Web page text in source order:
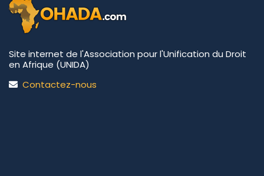
Site internet de l'Association pour l'Unification du Droit
en Afrique (UNIDA)
Contactez-nous